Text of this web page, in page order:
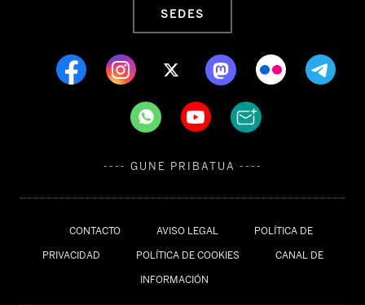
CONTACTO AVISO LEGAL POLÍTICA DE
PRIVACIDAD POLÍTICA DE COOKIES CANAL DE
INFORMACIÓN
SEDES
---- GUNE PRIBATUA ----